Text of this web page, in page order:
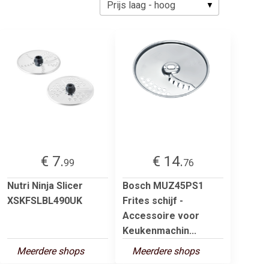
€ 7.99
Nutri Ninja Slicer
XSKFSLBL490UK
Meerdere shops
€ 14.76
Bosch MUZ45PS1
Frites schijf -
Accessoire voor
Keukenmachin...
Meerdere shops